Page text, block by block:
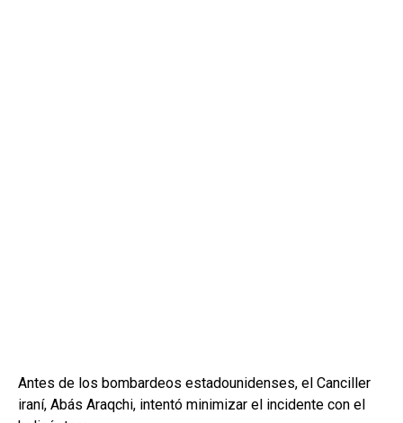
Antes de los bombardeos estadounidenses, el Canciller
iraní, Abás Araqchi, intentó minimizar el incidente con el